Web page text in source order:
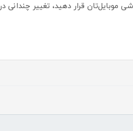
موبایل‌تان قرار دهید، تغییر چندانی در